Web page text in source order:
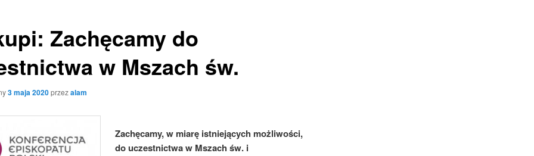
Zachęcamy do
w Mszach św.
3 maja 2020przezalam
Zachęcamy, w miarę istniejących możliwości,
do uczestnictwa w Mszach św. i